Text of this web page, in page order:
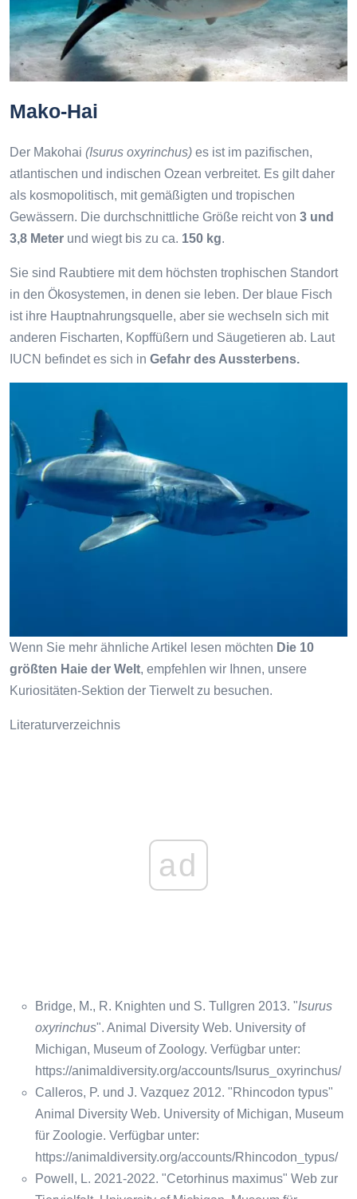
Mako-Hai
Der Makohai (Isurus oxyrinchus) es ist im pazifischen,
atlantischen und indischen Ozean verbreitet. Es gilt daher
als kosmopolitisch, mit gemäßigten und tropischen
Gewässern. Die durchschnittliche Größe reicht von 3 und
3,8 Meter und wiegt bis zu ca. 150 kg.
Sie sind Raubtiere mit dem höchsten trophischen Standort
in den Ökosystemen, in denen sie leben. Der blaue Fisch
ist ihre Hauptnahrungsquelle, aber sie wechseln sich mit
anderen Fischarten, Kopffüßern und Säugetieren ab. Laut
IUCN befindet es sich in Gefahr des Aussterbens.
Wenn Sie mehr ähnliche Artikel lesen möchten Die 10
größten Haie der Welt, empfehlen wir Ihnen, unsere
Kuriositäten-Sektion der Tierwelt zu besuchen.
Literaturverzeichnis
ad
Bridge, M., R. Knighten und S. Tullgren 2013. "Isurus
oxyrinchus". Animal Diversity Web. University of
Michigan, Museum of Zoology. Verfügbar unter:
https://animaldiversity.org/accounts/Isurus_oxyrinchus/
Calleros, P. und J. Vazquez 2012. "Rhincodon typus"
Animal Diversity Web. University of Michigan, Museum
für Zoologie. Verfügbar unter:
https://animaldiversity.org/accounts/Rhincodon_typus/
Powell, L. 2021-2022. "Cetorhinus maximus" Web zur